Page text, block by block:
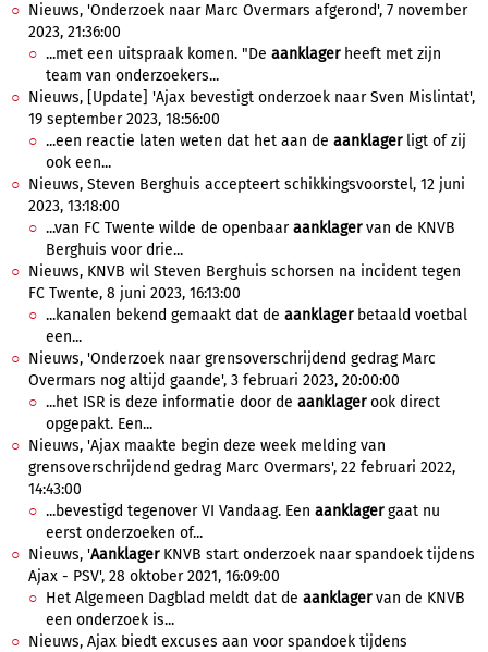
Nieuws, 'Onderzoek naar Marc Overmars afgerond', 7 november
2023, 21:36:00
...met een uitspraak komen. "De aanklagerheeft met zijn
team van onderzoekers...
Nieuws, [Update] 'Ajax bevestigt onderzoek naar Sven Mislintat',
19 september 2023, 18:56:00
...een reactie laten weten dat het aan de aanklagerligt of zij
ook een...
Nieuws, Steven Berghuis accepteert schikkingsvoorstel, 12 juni
2023, 13:18:00
...van FC Twente wilde de openbaaraanklagervan de KNVB
Berghuis voor drie...
Nieuws, KNVB wil Steven Berghuis schorsen na incident tegen
FC Twente, 8 juni 2023, 16:13:00
...kanalen bekend gemaakt dat de aanklagerbetaald voetbal
een...
Nieuws, 'Onderzoek naar grensoverschrijdend gedrag Marc
Overmars nog altijd gaande', 3 februari 2023, 20:00:00
...het ISR is deze informatie door de aanklagerook direct
opgepakt. Een...
Nieuws, 'Ajax maakte begin deze week melding van
grensoverschrijdend gedrag Marc Overmars', 22 februari 2022,
14:43:00
...bevestigd tegenover VI Vandaag. Een aanklagergaat nu
eerst onderzoeken of...
Nieuws, 'AanklagerKNVB start onderzoek naar spandoek tijdens
Ajax - PSV', 28 oktober 2021, 16:09:00
Het Algemeen Dagblad meldt dat de aanklagervan de KNVB
een onderzoek is...
Nieuws, Ajax biedt excuses aan voor spandoek tijdens